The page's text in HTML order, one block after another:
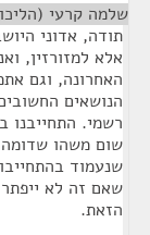
שלמה קרעי
תודה, אדוני
אלא למזורזין,
האחרונה, וגם
הנושאים
רשמי. התחייבנו
שום משהו
שנעמוד
שאם זה לא
הזאת.